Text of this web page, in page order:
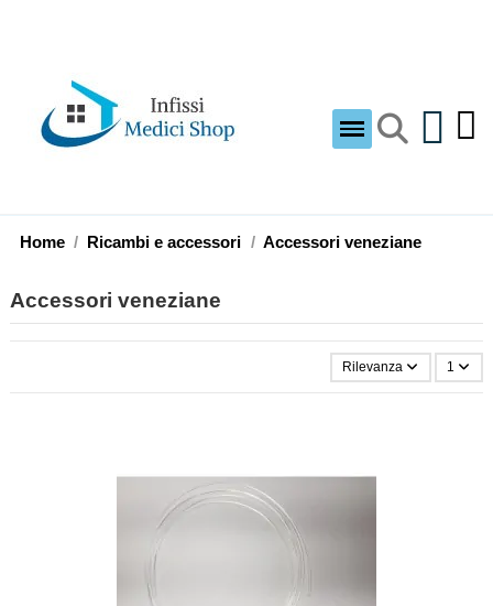
Home Ricambi e accessori Accessori veneziane
Accessori veneziane
Rilevanza 1